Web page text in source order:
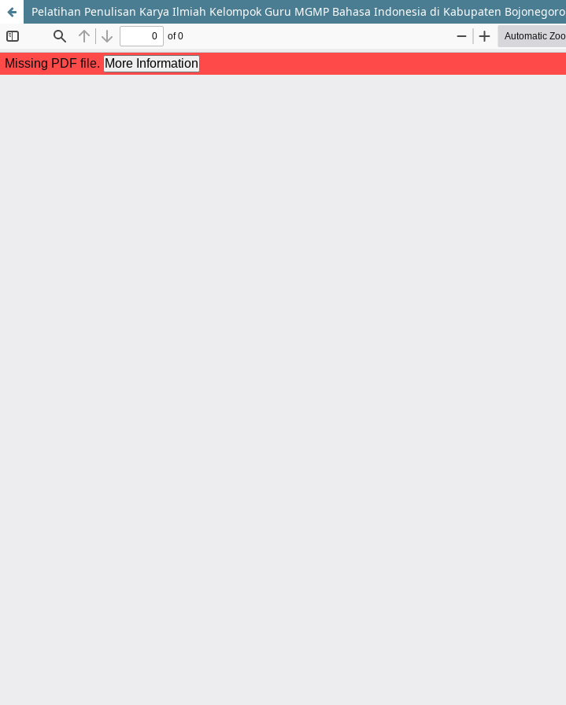
Pelatihan Penulisan Karya Ilmiah Kelompok Guru MGMP Bahasa Indonesia di Kabupaten Bojonegoro